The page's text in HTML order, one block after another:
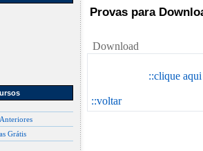
Grátis
Provas para
Download
::clique
::voltar